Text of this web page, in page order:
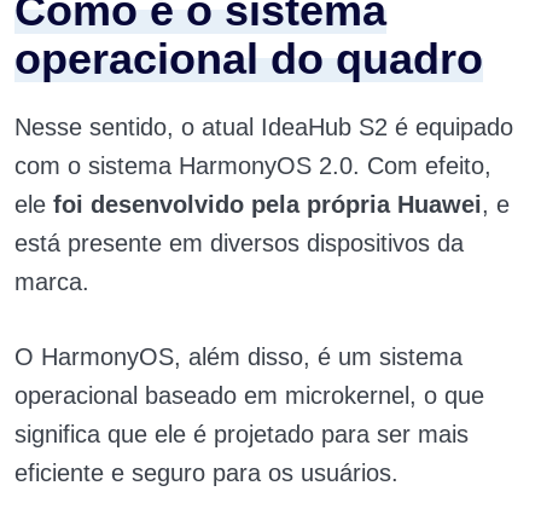
Como é o sistema
operacional do quadro
Nesse sentido, o atual IdeaHub S2 é equipado
com o sistema HarmonyOS 2.0. Com efeito,
ele foi desenvolvido pela própria Huawei, e
está presente em diversos dispositivos da
marca.
O HarmonyOS, além disso, é um sistema
operacional baseado em microkernel, o que
significa que ele é projetado para ser mais
eficiente e seguro para os usuários.